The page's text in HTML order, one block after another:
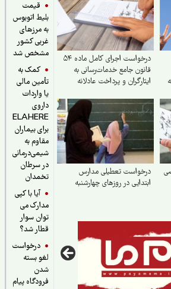
قیمت
بلیط اتوبوس
به مرزهای
غربی کشور
مشخص شد
کمک به
تأمین مالی
یا واردات
داروی
ELAHERE
برای بیماران
مقاوم به
شیمی‌درمانی
در سرطان
تخمدان
آیا با کپی
مدارک می
توان سوار
قطار شد؟
درخواست
لغو بسته
فرودگاه پیام
درخواست اجرای کامل ماده ۵۴
قانون جامع خدمات‌رسانی به
ایثارگران و پرداخت عادلانه
خانواده‌های شهدا
درخواست تعطیلی مدارس
ابتدایی در روزهای چهارشنبه